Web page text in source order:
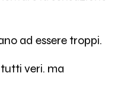
ad essere troppi.
veri. ma